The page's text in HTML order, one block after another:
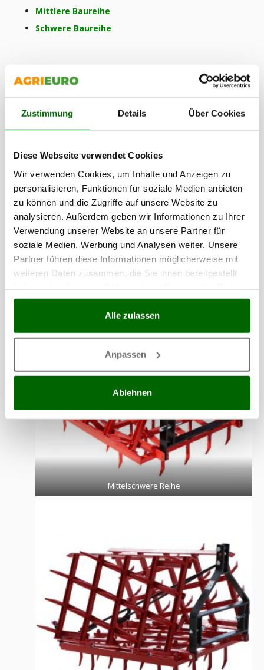
Zustimmung Details Über Cookies
Diese Webseite verwendet Cookies
Wir verwenden Cookies, um Inhalte und Anzeigen zu
personalisieren, Funktionen für soziale Medien anbieten
zu können und die Zugriffe auf unsere Website zu
analysieren. Außerdem geben wir Informationen zu Ihrer
Verwendung unserer Website an unsere Partner für
soziale Medien, Werbung und Analysen weiter. Unsere
Partner führen diese Informationen möglicherweise mit
weiteren Daten zusammen, die Sie ihnen bereitgestellt
gesammelt haben.
Alle zulassen
Anpassen
Ablehnen
Mittlere Baureihe
Schwere Baureihe
Leicht
Mittelschwere Reihe